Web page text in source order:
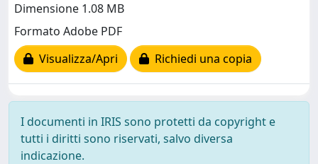
Dimensione 1.08 MB
Formato Adobe PDF
Visualizza/Apri
Richiedi una copia
I documenti in IRIS sono protetti da copyright e
tutti i diritti sono riservati, salvo diversa
indicazione.